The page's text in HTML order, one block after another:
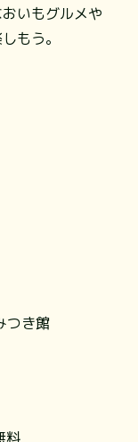
いもグルメや
もう。
つき館
料